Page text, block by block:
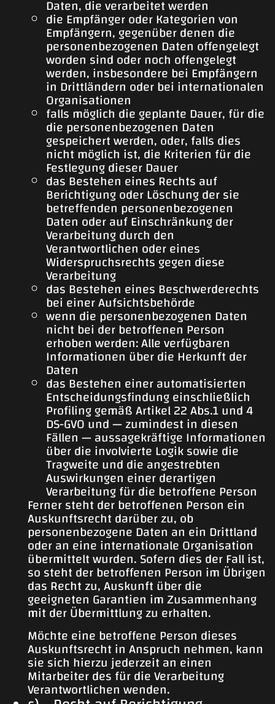
Daten, die verarbeitet werden
die Empfänger oder Kategorien von
Empfängern, gegenüber denen die
personenbezogenen Daten offengelegt
worden sind oder noch offengelegt
werden, insbesondere bei Empfängern
in Drittländern oder bei internationalen
Organisationen
falls möglich die geplante Dauer, für die
die personenbezogenen Daten
gespeichert werden, oder, falls dies
nicht möglich ist, die Kriterien für die
Festlegung dieser Dauer
das Bestehen eines Rechts auf
Berichtigung oder Löschung der sie
betreffenden personenbezogenen
Daten oder auf Einschränkung der
Verarbeitung durch den
Verantwortlichen oder eines
Widerspruchsrechts gegen diese
Verarbeitung
das Bestehen eines Beschwerderechts
bei einer Aufsichtsbehörde
wenn die personenbezogenen Daten
nicht bei der betroffenen Person
erhoben werden: Alle verfügbaren
Informationen über die Herkunft der
Daten
das Bestehen einer automatisierten
Entscheidungsfindung einschließlich
Profiling gemäß Artikel 22 Abs.1 und 4
DS-GVO und — zumindest in diesen
Fällen — aussagekräftige Informationen
über die involvierte Logik sowie die
Tragweite und die angestrebten
Auswirkungen einer derartigen
Verarbeitung für die betroffene Person
Ferner steht der betroffenen Person ein
Auskunftsrecht darüber zu, ob
personenbezogene Daten an ein Drittland
oder an eine internationale Organisation
übermittelt wurden. Sofern dies der Fall ist,
so steht der betroffenen Person im Übrigen
das Recht zu, Auskunft über die
geeigneten Garantien im Zusammenhang
mit der Übermittlung zu erhalten.
Möchte eine betroffene Person dieses
Auskunftsrecht in Anspruch nehmen, kann
sie sich hierzu jederzeit an einen
Mitarbeiter des für die Verarbeitung
Verantwortlichen wenden.